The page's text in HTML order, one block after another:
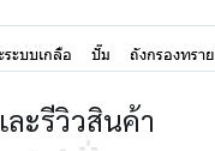
ระบบเกลือ ปั๊ม ถังกรองทราย
ะรีวิวสินค้า